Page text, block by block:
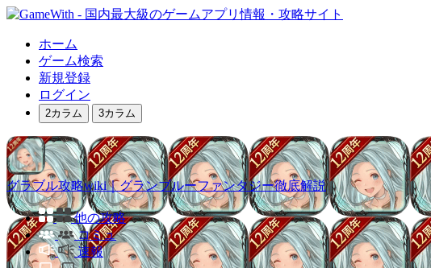
ホーム
ゲーム検索
新規登録
ログイン
2カラム 3カラム
グラブル攻略wiki｜グランブルーファンタジー徹底解説
他の攻略
コミュ
速報